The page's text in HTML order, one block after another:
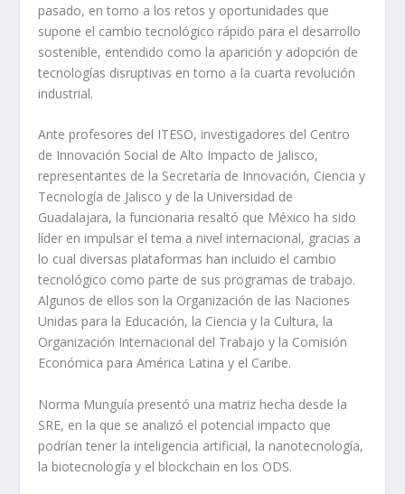
pasado, en torno a los retos y oportunidades que
supone el cambio tecnológico rápido para el desarrollo
sostenible, entendido como la aparición y adopción de
tecnologías disruptivas en torno a la cuarta revolución
industrial.
Ante profesores del ITESO, investigadores del Centro
de Innovación Social de Alto Impacto de Jalisco,
representantes de la Secretaría de Innovación, Ciencia y
Tecnología de Jalisco y de la Universidad de
Guadalajara, la funcionaria resaltó que México ha sido
líder en impulsar el tema a nivel internacional, gracias a
lo cual diversas plataformas han incluido el cambio
tecnológico como parte de sus programas de trabajo.
Algunos de ellos son la Organización de las Naciones
Unidas para la Educación, la Ciencia y la Cultura, la
Organización Internacional del Trabajo y la Comisión
Económica para América Latina y el Caribe.
Norma Munguía presentó una matriz hecha desde la
SRE, en la que se analizó el potencial impacto que
podrían tener la inteligencia artificial, la nanotecnología,
la biotecnología y el blockchain en los ODS.